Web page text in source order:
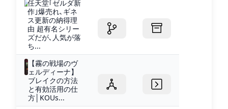
任天堂｢ゼルダ新
作｣爆売れ､ギネ
ス更新の納得理
由 超有名シリー
ズだが､人気が落
ち...
【霧の戦場のヴ
ェルディーナ】
ブレイクの方法
と有効活用の仕
方│KOUs...